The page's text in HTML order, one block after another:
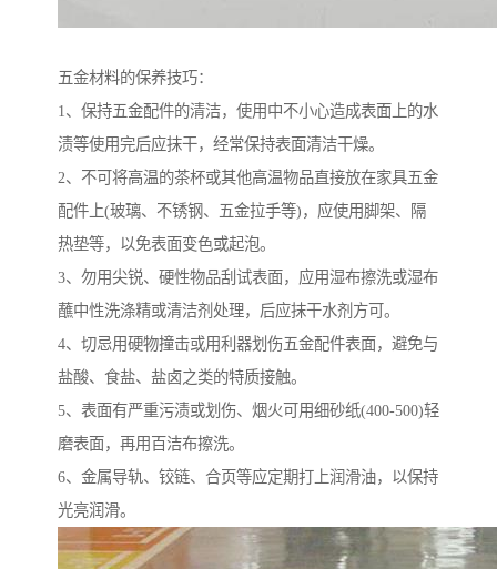
五金材料的保养技巧：
1、保持五金配件的清洁，使用中不小心造成表面上的水
渍等使用完后应抹干，经常保持表面清洁干燥。
2、不可将高温的茶杯或其他高温物品直接放在家具五金
配件上(玻璃、不锈钢、五金拉手等)，应使用脚架、隔
热垫等，以免表面变色或起泡。
3、勿用尖锐、硬性物品刮试表面，应用湿布擦洗或湿布
蘸中性洗涤精或清洁剂处理，后应抹干水剂方可。
4、切忌用硬物撞击或用利器划伤五金配件表面，避免与
盐酸、食盐、盐卤之类的特质接触。
5、表面有严重污渍或划伤、烟火可用细砂纸(400-500)轻
磨表面，再用百洁布擦洗。
6、金属导轨、铰链、合页等应定期打上润滑油，以保持
光亮润滑。